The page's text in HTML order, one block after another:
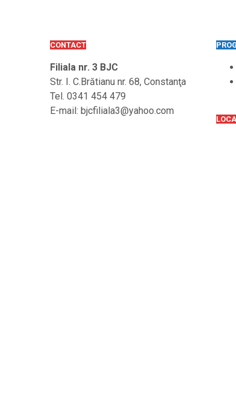
CONTACT
Filiala nr. 3 BJC
Str. I. C.Brătianu nr. 68, Constanţa
Tel. 0341 454 479
E-mail: bjcfiliala3@yahoo.com